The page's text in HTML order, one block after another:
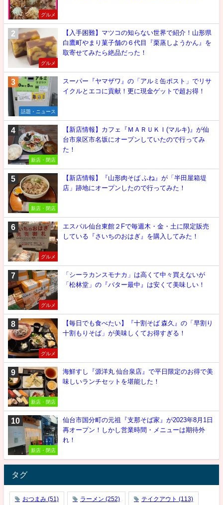
グルメ
グルメ
【入手困難】マツコの知らない世界で紹介！山形県
白鷹町やまり菓子舗の６代目『栗蒸しようかん』を
取寄せてみたら絶品だった！
話題・ニュース
スーパー『ヤマザワ』の「アルミ缶ポスト」でリサ
イクルとエコに貢献！更に現金ゲットで超お得！
新店・閉店
【新店情報】カフェ『ＭＡＲＵＫＩ(マルキ)』が仙
台市泉区市名坂にオープンしていたので行ってみ
た！
新店・閉店
【新店情報】『山形肉そば ふね』が「半田屋箱堤
店」跡地にオープンしたので行ってみた！
グルメ
エスパル仙台東館２Fで毎週木・金・土に限定販売
している『さいちのおはぎ』を購入してみた！
グルメ
「シーラカンスモナカ」は高くて中々買えないが
「松林堂」の『バター最中』は安くて美味しい！
グルメ
【毎日でも食べたい】『十割そば 森久』の「早割り
十割もりそば」が美味しくてお得すぎる！
新店・閉店
海鮮すし『源洋丸 仙台泉店』で平日限定のお得で美
味しいランチセットを堪能した！
新店・閉店
仙台市国分町の元祖『支那そば家』が2023年8月1日
再オープン！しかし営業時間・メニューは期待外
れ！
タグ
おつまみ (51) ラーメン (252) テイクアウト (113)